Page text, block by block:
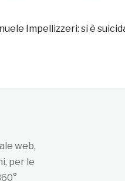
Impellizzeri: si è
web,
per le